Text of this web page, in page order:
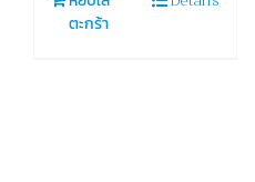
ตะกร้า